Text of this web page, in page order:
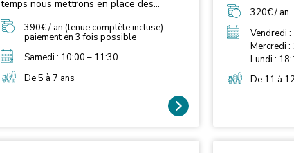
temps nous mettrons en place des
grandes fonctions : vitesse, endurance,
force, souplesse, coordination et
habiletés. Les jeunes apprennent des
gestes fondamentaux mais aussi des
gestes de la vie courante, c'est pourquoi
la première approche de l'athlétisme ne
390€ / an (tenue complète incluse)
paiement en 3 fois possible
Samedi : 10:00 – 11:30
De 5 à 7 ans
grandes
force,
habiletés. Les
gestes
gestes de la
la première
sera pas
320€ / an
Vendredi
Mercredi :
Lundi :
De 11 à